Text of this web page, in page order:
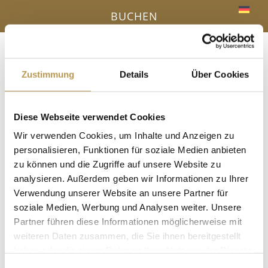
Zustimmung Details Über Cookies
Diese Webseite verwendet Cookies
Wir verwenden Cookies, um Inhalte und Anzeigen zu
personalisieren, Funktionen für soziale Medien anbieten
zu können und die Zugriffe auf unsere Website zu
analysieren. Außerdem geben wir Informationen zu Ihrer
Verwendung unserer Website an unsere Partner für
soziale Medien, Werbung und Analysen weiter. Unsere
Partner führen diese Informationen möglicherweise mit
weiteren Daten zusammen, die Sie ihnen bereitgestellt
IHR VORTEIL - DIREKTBUCHUNG ONLINE
a Menü
BUCHEN
« Alle Veranstaltungen
Diese Veranstaltung hat bereits stattgefunden.
Ein Hauch Orange – Orangenglück
Aufguss mit Esther